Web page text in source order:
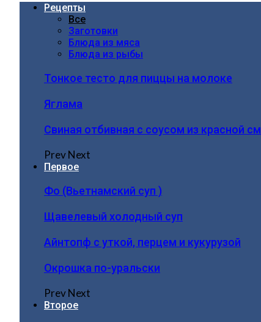
Рецепты
Все
Заготовки
Блюда из мяса
Блюда из рыбы
Тонкое тесто для пиццы на молоке
Яглама
Свиная отбивная с соусом из красной
PrevNext
Первое
Фо (Вьетнамский суп )
Щавелевый холодный суп
Айнтопф с уткой, перцем и кукурузой
Окрошка по-уральски
PrevNext
Второе